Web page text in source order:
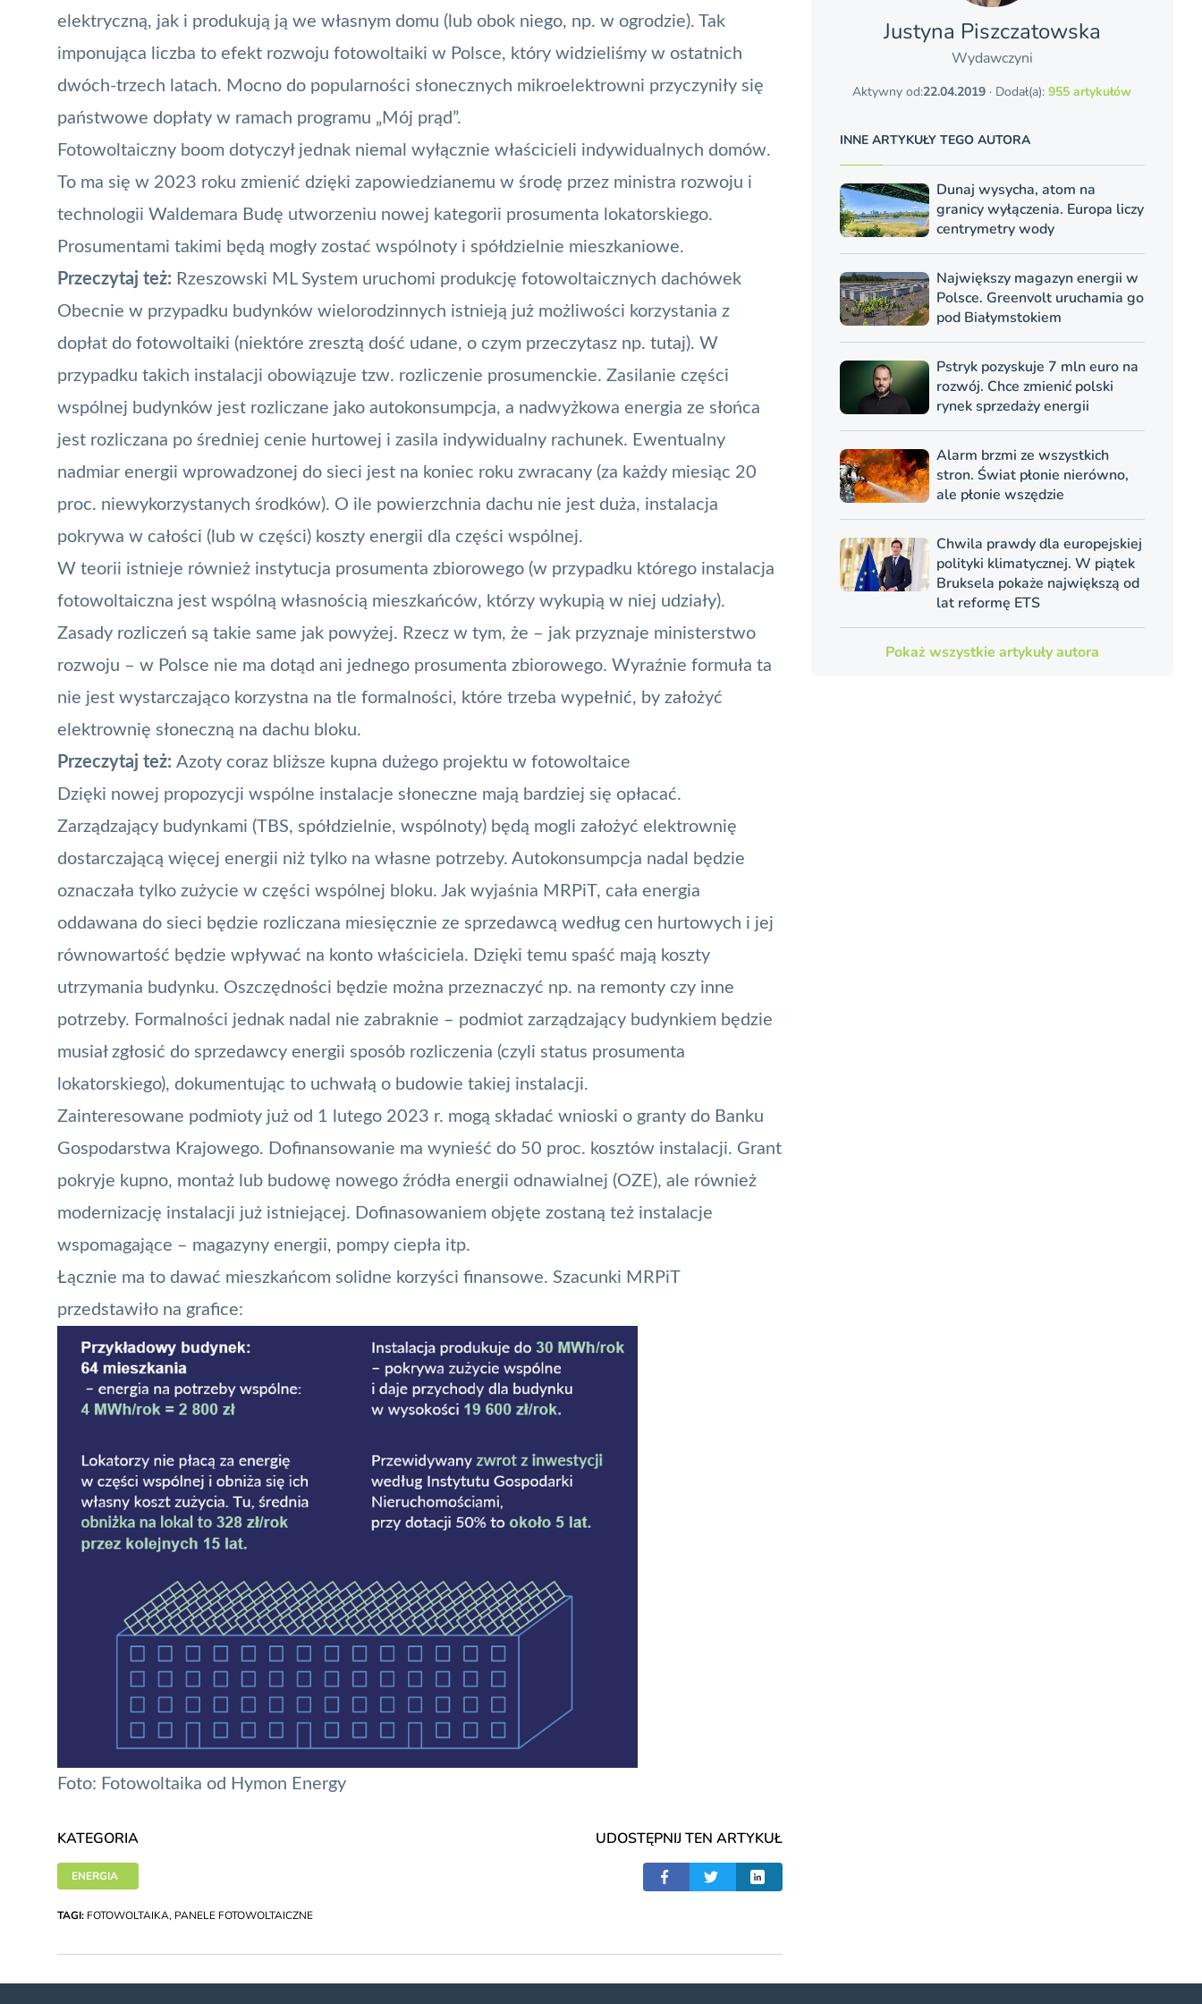
elektryczną, jak i produkują ją we własnym domu (lub obok niego, np. w ogrodzie). Tak
imponująca liczba to efekt rozwoju fotowoltaiki w Polsce, który widzieliśmy w ostatnich
dwóch-trzech latach. Mocno do popularności słonecznych mikroelektrowni przyczyniły się
państwowe dopłaty w ramach programu „ Mój prąd ”.
Fotowoltaiczny boom dotyczył jednak niemal wyłącznie właścicieli indywidualnych domów.
To ma się w 2023 roku zmienić dzięki zapowiedzianemu w środę przez ministra rozwoju i
technologii Waldemara Budę utworzeniu nowej kategorii prosumenta lokatorskiego.
Prosumentami takimi będą mogły zostać wspólnoty i spółdzielnie mieszkaniowe.
Przeczytaj też: Rzeszowski ML System uruchomi produkcję fotowoltaicznych dachówek
Obecnie w przypadku budynków wielorodzinnych istnieją już możliwości korzystania z
dopłat do fotowoltaiki (niektóre zresztą dość udane, o czym przeczytasz np. tutaj). W
przypadku takich instalacji obowiązuje tzw. rozliczenie prosumenckie. Zasilanie części
wspólnej budynków jest rozliczane jako autokonsumpcja, a nadwyżkowa energia ze słońca
jest rozliczana po średniej cenie hurtowej i zasila indywidualny rachunek. Ewentualny
nadmiar energii wprowadzonej do sieci jest na koniec roku zwracany (za każdy miesiąc 20
proc. niewykorzystanych środków). O ile powierzchnia dachu nie jest duża, instalacja
pokrywa w całości (lub w części) koszty energii dla części wspólnej.
W teorii istnieje również instytucja prosumenta zbiorowego (w przypadku którego instalacja
fotowoltaiczna jest wspólną własnością mieszkańców, którzy wykupią w niej udziały).
Zasady rozliczeń są takie same jak powyżej. Rzecz w tym, że – jak przyznaje ministerstwo
rozwoju – w Polsce nie ma dotąd ani jednego prosumenta zbiorowego. Wyraźnie formuła ta
nie jest wystarczająco korzystna na tle formalności, które trzeba wypełnić, by założyć
elektrownię słoneczną na dachu bloku.
Przeczytaj też: Azoty coraz bliższe kupna dużego projektu w fotowoltaice
Dzięki nowej propozycji wspólne instalacje słoneczne mają bardziej się opłacać.
Zarządzający budynkami (TBS, spółdzielnie, wspólnoty) będą mogli założyć elektrownię
dostarczającą więcej energii niż tylko na własne potrzeby. Autokonsumpcja nadal będzie
oznaczała tylko zużycie w części wspólnej bloku. Jak wyjaśnia MRPiT, cała energia
oddawana do sieci będzie rozliczana miesięcznie ze sprzedawcą według cen hurtowych i jej
równowartość będzie wpływać na konto właściciela. Dzięki temu spaść mają koszty
utrzymania budynku. Oszczędności będzie można przeznaczyć np. na remonty czy inne
potrzeby. Formalności jednak nadal nie zabraknie – podmiot zarządzający budynkiem będzie
musiał zgłosić do sprzedawcy energii sposób rozliczenia (czyli status prosumenta
lokatorskiego), dokumentując to uchwałą o budowie takiej instalacji.
Zainteresowane podmioty już od 1 lutego 2023 r. mogą składać wnioski o granty do Banku
Gospodarstwa Krajowego. Dofinansowanie ma wynieść do 50 proc. kosztów instalacji. Grant
pokryje kupno, montaż lub budowę nowego źródła energii odnawialnej (OZE), ale również
modernizację instalacji już istniejącej. Dofinasowaniem objęte zostaną też instalacje
wspomagające – magazyny energii, pompy ciepła itp.
Łącznie ma to dawać mieszkańcom solidne korzyści finansowe. Szacunki MRPiT
przedstawiło na grafice:
Foto: Fotowoltaika od Hymon Energy
KATEGORIA
ENERGIA
UDOSTĘPNIJ TEN ARTYKUŁ
TAGI: FOTOWOLTAIKA, PANELE FOTOWOLTAICZNE
Justyna Piszczatowska
Wydawczyni
Aktywny od:22.04.2019 · Dodał(a):955 artykułów
INNE ARTYKUŁY TEGO AUTORA
Dunaj wysycha, atom na
granicy wyłączenia. Europa liczy
centrymetry wody
Największy magazyn energii w
Polsce. Greenvolt uruchamia go
pod Białymstokiem
Pstryk pozyskuje 7 mln euro na
rozwój. Chce zmienić polski
rynek sprzedaży energii
Alarm brzmi ze wszystkich
stron. Świat płonie nierówno,
ale płonie wszędzie
Chwila prawdy dla europejskiej
polityki klimatycznej. W piątek
Bruksela pokaże największą od
lat reformę ETS
Pokaż wszystkie artykuły autora